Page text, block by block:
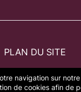
navigation sur
de cookies afin de
PLAN DU SITE